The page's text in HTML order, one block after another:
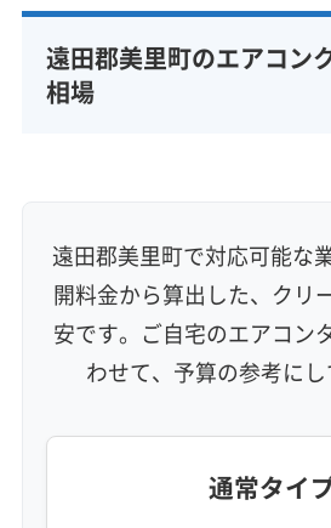
完全分解洗浄 部分クリーニング
資格保有スタッフ
エコ洗剤使用
アレルギー対策
ハウ
地域密着型
フランチャイズ
利便性・サービス (12)
定額料金 複数台割引 初回割引
遠田郡美里町のエアコン
相場
遠田郡美里町で対応可能な
開料金から算出した、クリ
安です。ご自宅のエアコン
わせて、予算の参考にし
通常タイ